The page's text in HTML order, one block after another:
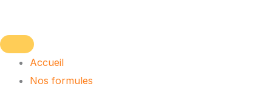
Accueil
Nos formules